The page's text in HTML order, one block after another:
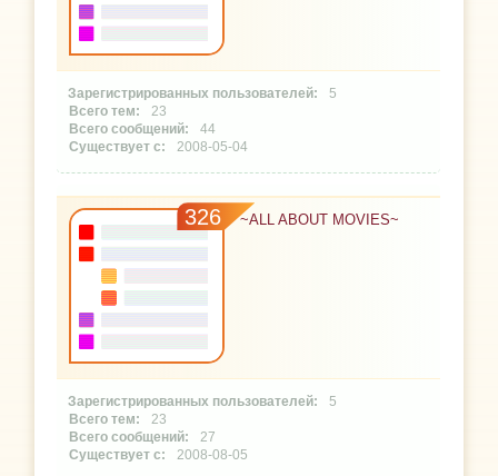
5
23
44
2008-05-04
326 ~ALL ABOUT MOVIES~
5
23
27
2008-08-05